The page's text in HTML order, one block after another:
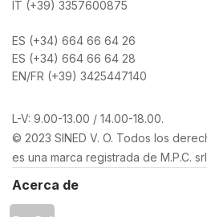
IT (+39) 3357600875
ES (+34) 664 66 64 26
ES (+34) 664 66 64 28
EN/FR (+39) 3425447140
L-V: 9.00-13.00 / 14.00-18.00.
© 2023 SINED V. O. Todos los
es una marca registrada de M.P.C.
Acerca de